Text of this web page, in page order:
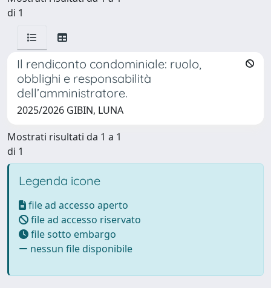
di 1
Il rendiconto condominiale: ruolo,
obblighi e responsabilità
dell’amministratore.
2025/2026 GIBIN, LUNA
Mostrati risultati da 1 a 1
di 1
Legenda icone
file ad accesso aperto
file ad accesso riservato
file sotto embargo
nessun file disponibile